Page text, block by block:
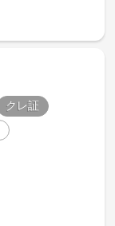
クレ証